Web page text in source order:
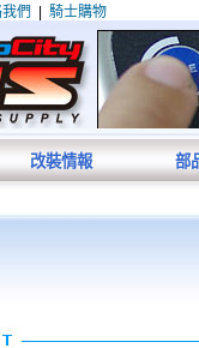
們 騎士購物
改裝情報 部